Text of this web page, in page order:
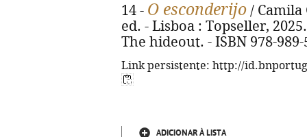
14 - O esconderijo / Camila
ed. - Lisboa : Topseller,
The hideout. - ISBN 978-989-
Link persistente: http://
ADICIONAR À LISTA